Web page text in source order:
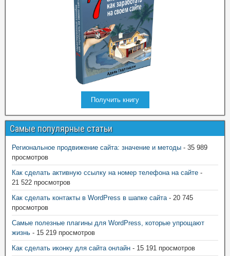
Получить книгу
Самые популярные статьи
Региональное продвижение сайта: значение и методы - 35 989
просмотров
Как сделать активную ссылку на номер телефона на сайте -
21 522 просмотров
Как сделать контакты в WordPress в шапке сайта- 20 745
просмотров
Самые полезные плагины для WordPress, которые упрощают
жизнь - 15 219 просмотров
Как сделать иконку для сайта онлайн - 15 191 просмотров